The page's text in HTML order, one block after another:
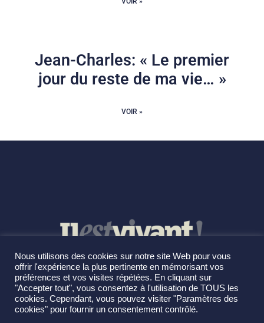
Jean-Charles: « Le premier
jour du reste de ma vie… »
VOIR »
Nous utilisons des cookies sur notre site Web pour vous
offrir l'expérience la plus pertinente en mémorisant vos
préférences et vos visites répétées. En cliquant sur
"Accepter tout", vous consentez à l'utilisation de TOUS les
cookies. Cependant, vous pouvez visiter "Paramètres des
cookies" pour fournir un consentement contrôlé.